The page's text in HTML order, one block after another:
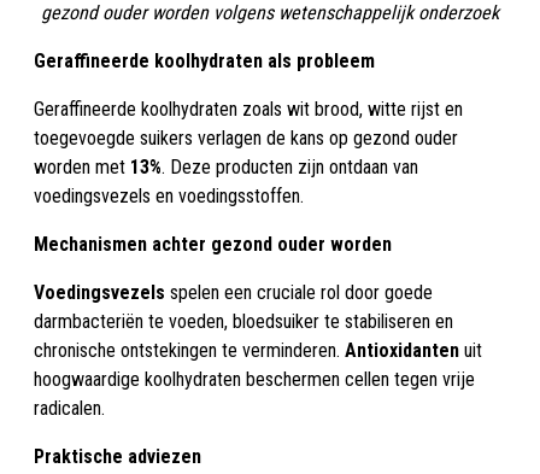
gezond ouder worden volgens wetenschappelijk onderzoek
Geraffineerde koolhydraten als probleem
Geraffineerde koolhydraten zoals wit brood, witte rijst en
toegevoegde suikers verlagen de kans op gezond ouder
worden met 13%. Deze producten zijn ontdaan van
voedingsvezels en voedingsstoffen.
Mechanismen achter gezond ouder worden
Voedingsvezels spelen een cruciale rol door goede
darmbacteriën te voeden, bloedsuiker te stabiliseren en
chronische ontstekingen te verminderen. Antioxidanten uit
hoogwaardige koolhydraten beschermen cellen tegen vrije
radicalen.
Praktische adviezen